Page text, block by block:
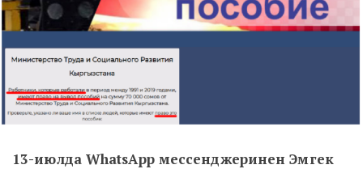
13-июлда WhatsApp мессенджеринен Эмгек